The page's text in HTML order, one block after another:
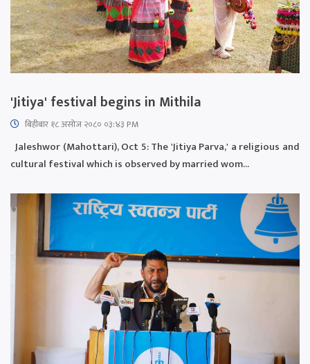
'Jitiya' festival begins in Mithila
बिहीबार १८ असोज २०८० ०३:४३ PM
Jaleshwor (Mahottari), Oct 5: The 'Jitiya Parva,' a religious and
cultural festival which is observed by married wom...